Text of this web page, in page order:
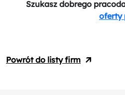
Szukasz dobrego
oferty
Powrót do listy firm